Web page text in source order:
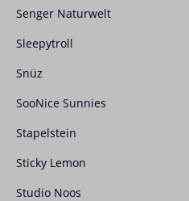
Senger Naturwelt
Sleepytroll
Snüz
SooNice Sunnies
Stapelstein
Sticky Lemon
Studio Noos